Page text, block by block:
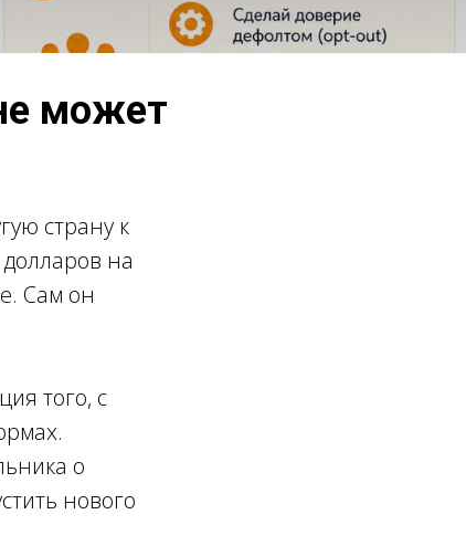
может
страну к
на
Сам он
того, с
о
нового